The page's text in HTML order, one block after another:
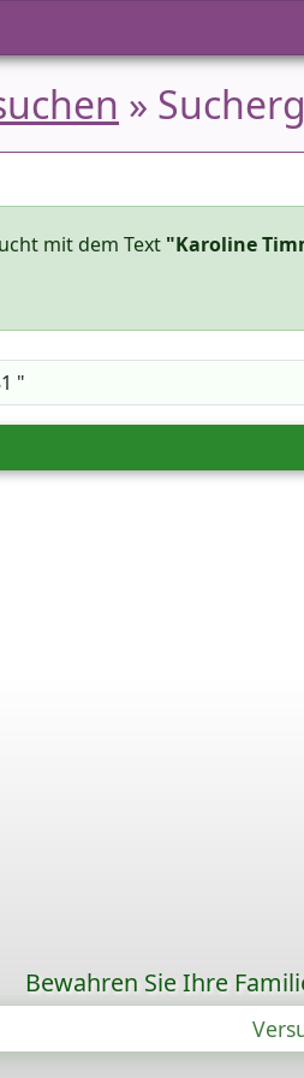
»
mit dem Text "Karoline
Bewahren Sie Ihre